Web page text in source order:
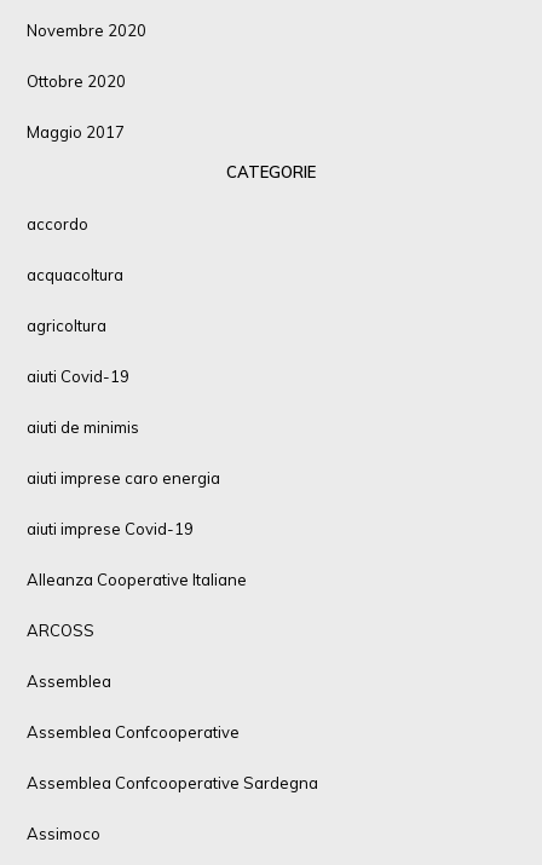
Novembre 2020
Ottobre 2020
Maggio 2017
CATEGORIE
accordo
acquacoltura
agricoltura
aiuti Covid-19
aiuti de minimis
aiuti imprese caro energia
aiuti imprese Covid-19
Alleanza Cooperative Italiane
ARCOSS
Assemblea
Assemblea Confcooperative
Assemblea Confcooperative Sardegna
Assimoco